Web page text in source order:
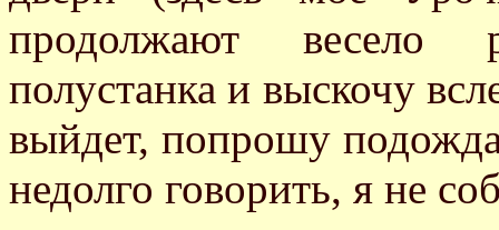
продолжают весело
полустанка и выскочу
выйдет, попрошу
недолго говорить, я не